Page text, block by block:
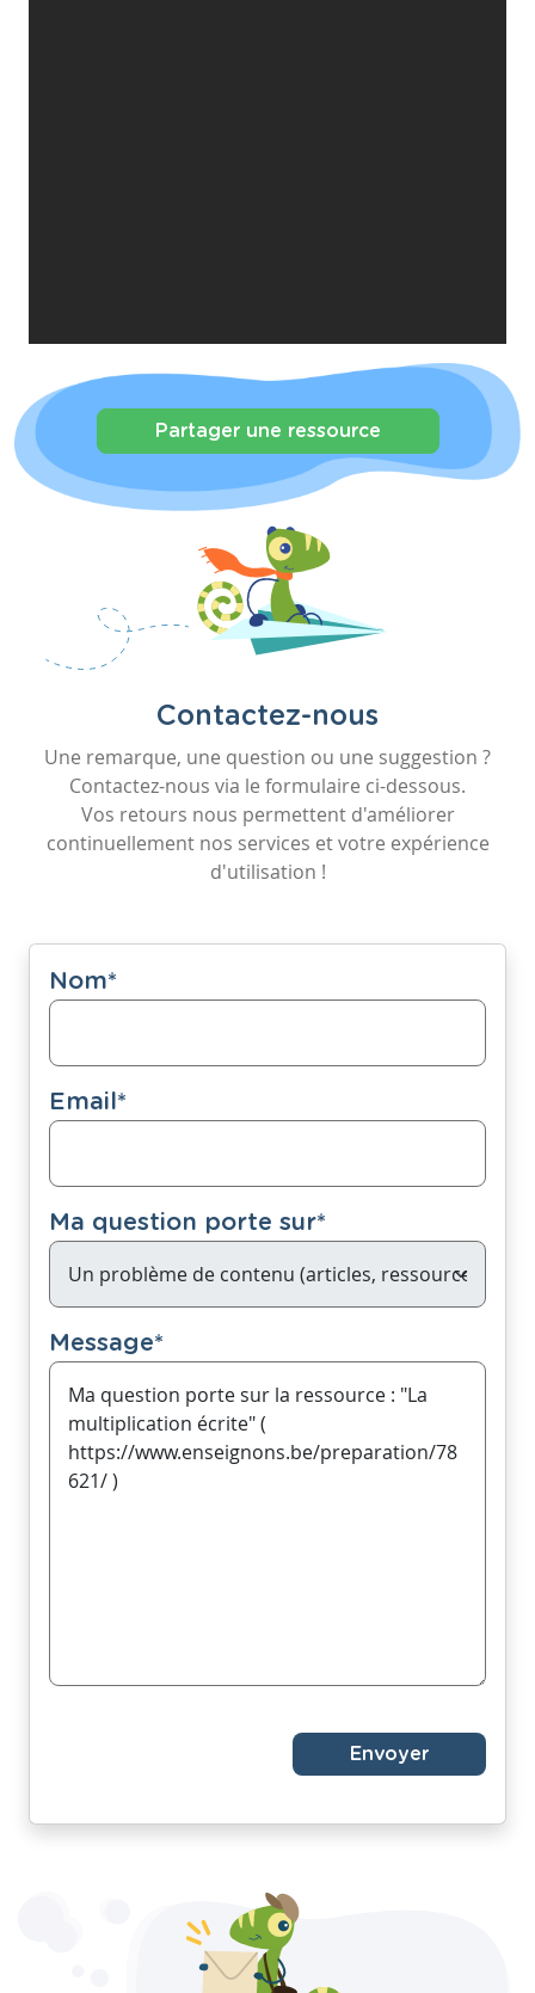
Partager une ressource
Contactez-nous
Une remarque, une question ou une suggestion ?
Contactez-nous via le formulaire ci-dessous.
Vos retours nous permettent d'améliorer
continuellement nos services et votre expérience
d'utilisation !
Nom*
Email*
Ma question porte sur*
Message*
Envoyer